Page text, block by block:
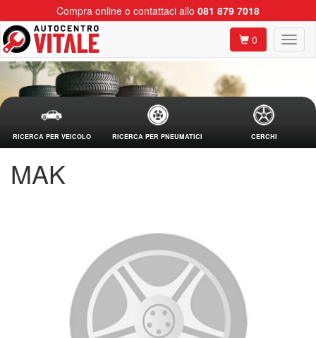
Compra online o contattaci allo 081 879 7018
0
RICERCA PER VEICOLO RICERCA PER PNEUMATICI CERCHI
MAK